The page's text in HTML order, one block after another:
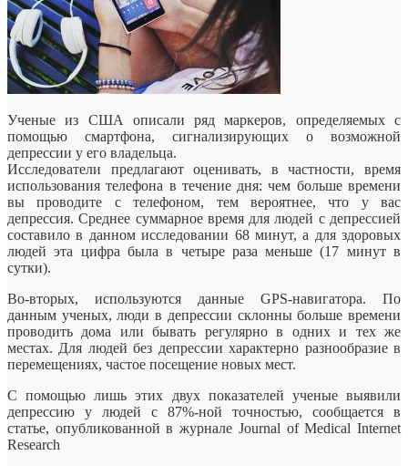
Ученые из США описали ряд маркеров, определяемых с
помощью смартфона, сигнализирующих о возможной
депрессии у его владельца.
Исследователи предлагают оценивать, в частности, время
использования телефона в течение дня: чем больше времени
вы проводите с телефоном, тем вероятнее, что у вас
депрессия. Среднее суммарное время для людей с депрессией
составило в данном исследовании 68 минут, а для здоровых
людей эта цифра была в четыре раза меньше (17 минут в
сутки).
Во-вторых, используются данные GPS-навигатора. По
данным ученых, люди в депрессии склонны больше времени
проводить дома или бывать регулярно в одних и тех же
местах. Для людей без депрессии характерно разнообразие в
перемещениях, частое посещение новых мест.
С помощью лишь этих двух показателей ученые выявили
депрессию у людей с 87%-ной точностью, сообщается в
статье, опубликованной в журнале Journal of Medical Internet
Research